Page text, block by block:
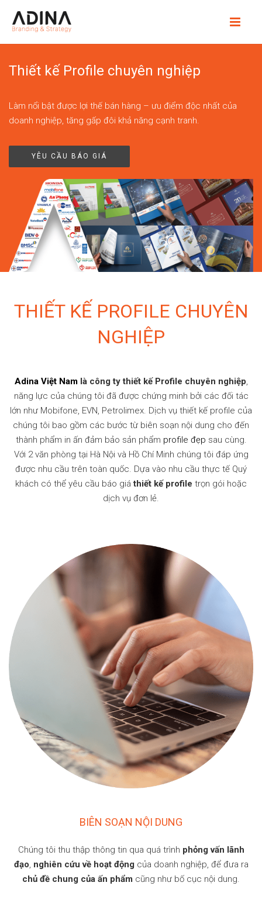
Thiết kế Profile chuyên nghiệp
Làm nổi bật được lợi thế bán hàng – ưu điểm độc nhất của
doanh nghiệp, tăng gấp đôi khả năng cạnh tranh.
YÊU CẦU BÁO GIÁ
THIẾT KẾ PROFILE CHUYÊN
NGHIỆP
Adina Việt Namlà công ty thiết kế Profile chuyên nghiệp,
năng lực của chúng tôi đã được chứng minh bởi các đối tác
lớn như Mobifone, EVN, Petrolimex. Dịch vụ thiết kế profile của
chúng tôi bao gồm các bước từ biên soạn nội dung cho đến
thành phẩm in ấn đảm bảo sản phẩm profile đẹp sau cùng.
Với 2 văn phòng tại Hà Nội và Hồ Chí Minh chúng tôi đáp ứng
được nhu cầu trên toàn quốc. Dựa vào nhu cầu thực tế Quý
khách có thể yêu cầu báo giá thiết kế profile trọn gói hoặc
dịch vụ đơn lẻ.
BIÊN SOẠN NỘI DUNG
Chúng tôi thu thập thông tin qua quá trình phỏng vấn lãnh
đạo, nghiên cứu về hoạt động của doanh nghiệp, để đưa ra
chủ đề chung của ấn phẩm cũng như bố cục nội dung.